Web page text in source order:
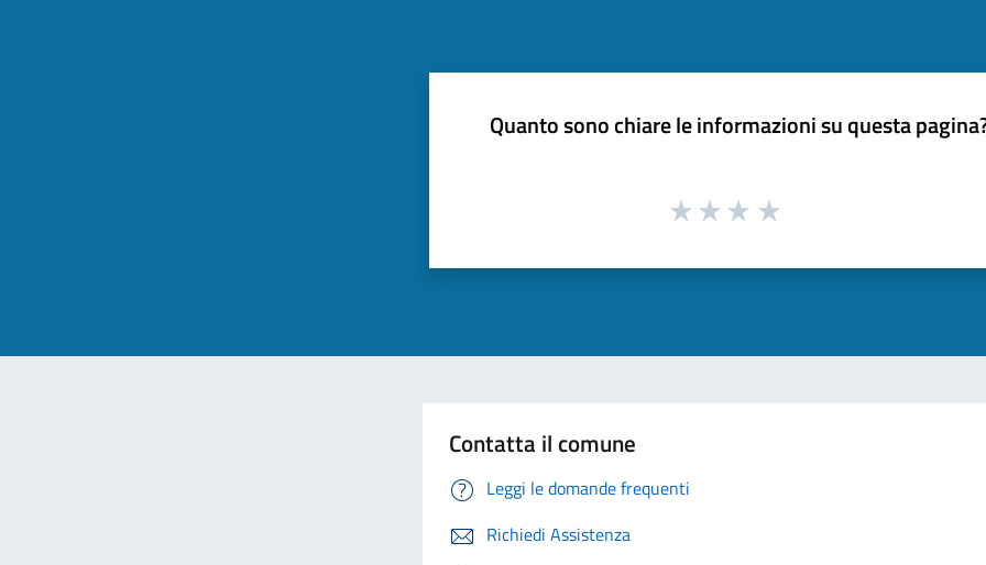
Quanto sono chiare le informazioni su questa
Contatta il comune
Leggi le domande frequenti
Richiedi Assistenza